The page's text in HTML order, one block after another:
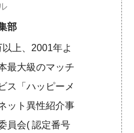
部
上、2001年よ
最大級のマッチ
ス「ハッピーメ
ット異性紹介事
員会( 認定番号